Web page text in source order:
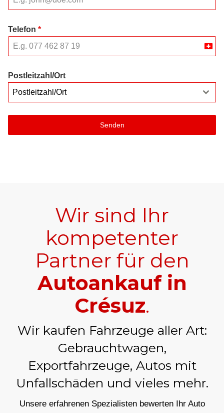
Telefon *
Postleitzahl/Ort
Postleitzahl/Ort
Senden
Wir sind Ihr
kompetenter
Partner für den
Autoankauf in
Crésuz.
Wir kaufen Fahrzeuge aller Art:
Gebrauchtwagen,
Exportfahrzeuge, Autos mit
Unfallschäden und vieles mehr.
Unsere erfahrenen Spezialisten bewerten Ihr Auto